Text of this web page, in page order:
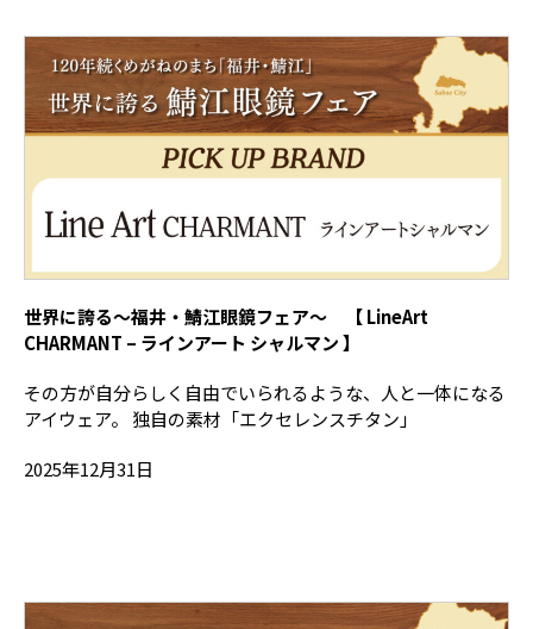
世界に誇る～福井・鯖江眼鏡フェア～ 【 LineArt
CHARMANT – ラインアート シャルマン 】
その方が自分らしく自由でいられるような、人と一体になる
アイウェア。 独自の素材「エクセレンスチタン」
2025年12月31日